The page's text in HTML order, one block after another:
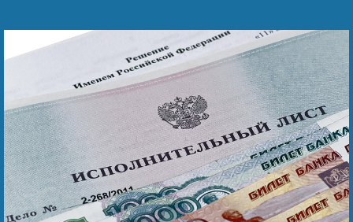
Беҙҙең еңеү
Видео тураһында беҙ